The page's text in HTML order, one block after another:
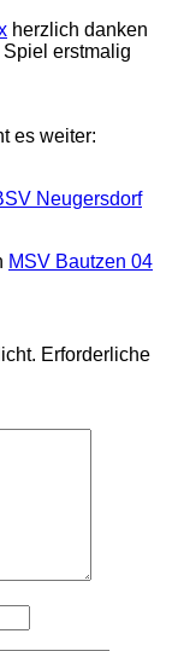
herzlich danken
erstmalig
es weiter:
Neugersdorf
MSV Bautzen 04
Erforderliche